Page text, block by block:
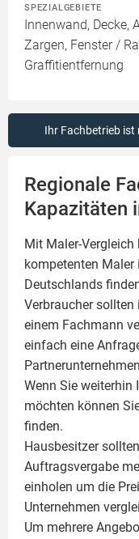
SPEZIALGEBIETE
Innenwand, Decke,
Zargen, Fenster /
Graffitientfernung
Ihr Fachbetrieb
Regionale
Kapazitäten
Mit Maler-Vergleich
kompetenten Maler
Deutschlands
Verbraucher
einem Fachmann
einfach eine
Wenn Sie weiterhin
möchten können
finden.
Hausbesitzer
Auftragsvergabe
einholen um die
Unternehmen
Um mehrere